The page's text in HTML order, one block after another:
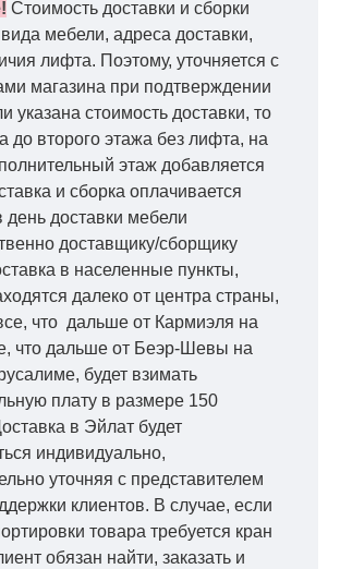
Стоимость доставки и сборки
мебели, адреса доставки,
лифта. Поэтому, уточняется с
магазина при подтверждении
указана стоимость доставки, то
до второго этажа без лифта, на
этаж добавляется
и сборка оплачивается
день доставки мебели
доставщику/сборщику
в населенные пункты,
далеко от центра страны,
что дальше от Кармиэля на
что дальше от Беэр-Шевы на
будет взимать
плату в размере 150
в Эйлат будет
индивидуально,
уточняя с представителем
клиентов. В случае, если
товара требуется кран
обязан найти, заказать и